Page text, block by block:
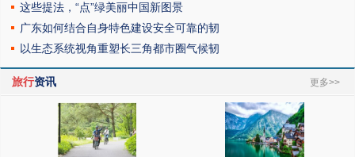
这些提法，“点”绿美丽中国新图景
广东如何结合自身特色建设安全可靠的韧
以生态系统视角重塑长三角都市圈气候韧
旅行资讯 更多>>